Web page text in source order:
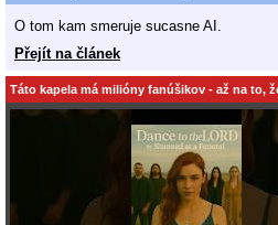
O tom kam smeruje sucasne AI.
Přejít na článek
Táto kapela má milióny fanúšikov - až na to,